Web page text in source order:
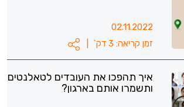
02.11.2022
זמן קריאה: 3 דק`
איך תהפכו את העובדים לטאלנטים
ותשמרו אותם בארגון?